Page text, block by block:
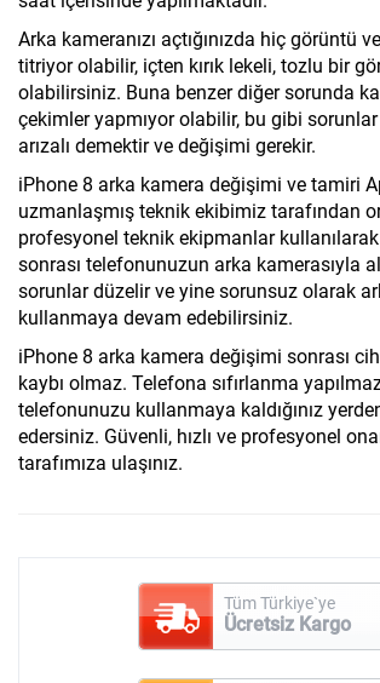
Arka kameranızı açtığınızda hiç görüntü
titriyor olabilir, içten kırık lekeli, tozlu bir
olabilirsiniz. Buna benzer diğer sorunda
çekimler yapmıyor olabilir, bu gibi sorunlar
arızalı demektir ve değişimi gerekir.
iPhone 8 arka kamera değişimi ve tamiri
uzmanlaşmış teknik ekibimiz tarafından
profesyonel teknik ekipmanlar
sonrası telefonunuzun arka kamerasıyla
sorunlar düzelir ve yine sorunsuz olarak
kullanmaya devam edebilirsiniz.
iPhone 8 arka kamera değişimi sonrası
kaybı olmaz. Telefona sıfırlanma
telefonunuzu kullanmaya kaldığınız
edersiniz. Güvenli, hızlı ve profesyonel
tarafımıza ulaşınız.
Tüm Türkiye`ye
Ücretsiz Kargo